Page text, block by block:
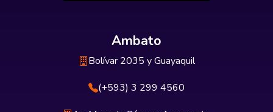
Ambato
Bolívar 2035 y Guayaquil
(+593) 3 299 4560